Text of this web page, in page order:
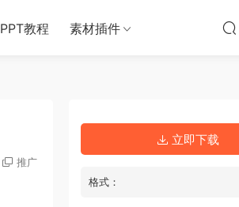
PPT教程 素材插件
推广
立即下载
格式：